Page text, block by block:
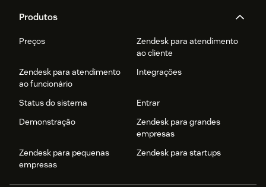
Produtos
Preços
Zendesk para atendimento
ao cliente
Zendesk para atendimento
ao funcionário
Integrações
Status do sistema
Entrar
Demonstração
Zendesk para grandes
empresas
Zendesk para pequenas
empresas
Zendesk para startups